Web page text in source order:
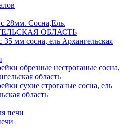
28мм. Сосна,Ель.
ОБЛАСТЬ
35 мм сосна, ель Архангельская
обрезные нестроганые сосна,
область
сухие строганые сосна, ель
область
печи